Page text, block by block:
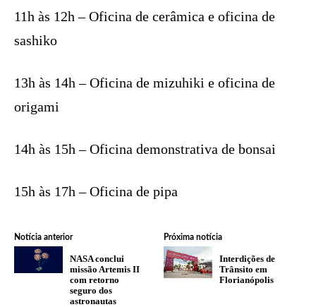
11h às 12h – Oficina de cerâmica e oficina de
sashiko
13h às 14h – Oficina de mizuhiki e oficina de
origami
14h às 15h – Oficina demonstrativa de bonsai
15h às 17h – Oficina de pipa
Notícia anterior
NASA conclui
missão Artemis II
com retorno
seguro dos
astronautas
Próxima notícia
Interdições de
Trânsito em
Florianópolis